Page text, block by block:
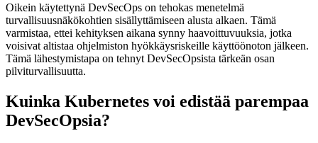
Oikein käytettynä DevSecOps on tehokas menetelmä
turvallisuusnäkökohtien sisällyttämiseen alusta alkaen. Tämä
varmistaa, ettei kehityksen aikana synny haavoittuvuuksia, jotka
voisivat altistaa ohjelmiston hyökkäysriskeille käyttöönoton jälkeen.
Tämä lähestymistapa on tehnyt DevSecOpsista tärkeän osan
pilviturvallisuutta.
Kuinka Kubernetes voi edistää parempaa
DevSecOpsia?